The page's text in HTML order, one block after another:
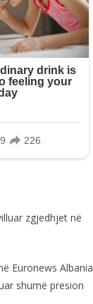
zgjedhjet në
Euronews Albania
shumë presion